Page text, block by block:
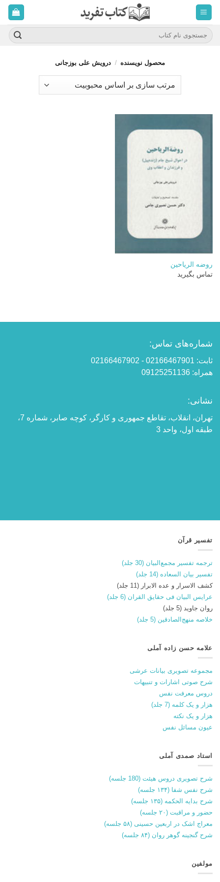
محتوا
برویدجستجو
برای:
محصول نویسنده / درویش علی بوزجانی
روضه الریاحین
تماس بگیرید
شماره‌های تماس:
ثابت: 02166467901 - 02166467902
همراه: 09125251136
نشانی:
تهران، انقلاب، تقاطع جمهوری و کارگر، کوچه صابر، شماره 7،
طبقه اول، واحد 3
تفسیر قرآن
ترجمه تفسیر مجمع‌البیان (30 جلد)
تفسیر بیان السعاده (14 جلد)
کشف الاسرار و عده الابرار (11 جلد)
عرایس البیان فی حقایق القران (6 جلد)
روان جاوید (5 جلد)
خلاصه منهج‌الصادقین (5 جلد)
علامه حسن زاده آملی
مجموعه تصویری بیانات عرشی
شرح صوتی اشارات و تنبیهات
دروس معرفت نفس
هزار و یک کلمه (7 جلد)
هزار و یک نکته
عیون مسائل نفس
استاد صمدی آملی
شرح تصویری دروس هیئت (180 جلسه)
شرح نفس شفا (۱۳۴ جلسه)
شرح بدایه الحکمه (۱۳۵ جلسه)
حضور و مراقبت (۲۰ جلسه)
معراج اشک در اربعین حسینی (۵۸ جلسه)
شرح گنجینه گوهر روان (۸۴ جلسه)
مولفین